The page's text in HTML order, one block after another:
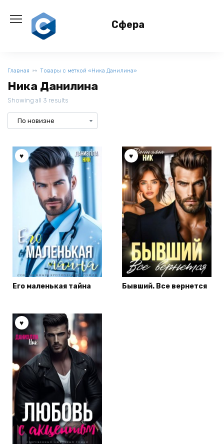
содержанию
Сфера
Главная Товары с меткой «Ника Данилина»
Ника Данилина
Showing all 3 results
Его маленькая тайна Бывший. Все вернется